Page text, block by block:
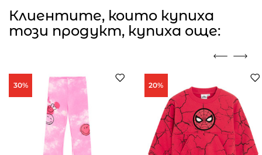
Клиентите, които купиха
този продукт, купиха още:
30% 20%